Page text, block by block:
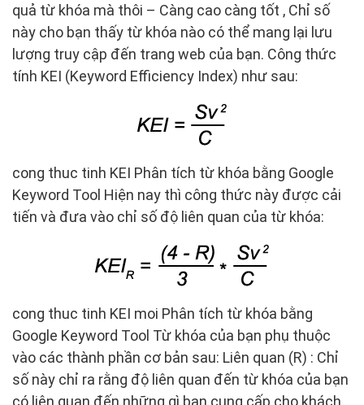
quả từ khóa mà thôi – Càng cao càng tốt , Chỉ số
này cho bạn thấy từ khóa nào có thể mang lại lưu
lượng truy cập đến trang web của bạn. Công thức
tính KEI (Keyword Efficiency Index) như sau:
cong thuc tinh KEI Phân tích từ khóa bằng Google
Keyword Tool Hiện nay thì công thức này được cải
tiến và đưa vào chỉ số độ liên quan của từ khóa:
cong thuc tinh KEI moi Phân tích từ khóa bằng
Google Keyword Tool Từ khóa của bạn phụ thuộc
vào các thành phần cơ bản sau: Liên quan (R) : Chỉ
số này chỉ ra rằng độ liên quan đến từ khóa của bạn
có liên quan đến những gì bạn cung cấp cho khách